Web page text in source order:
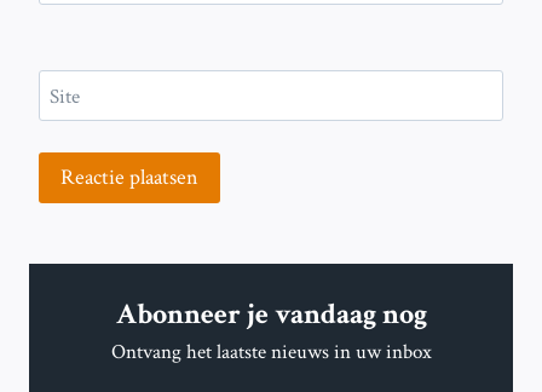
Site
Abonneer je vandaag nog
Ontvang het laatste nieuws in uw inbox